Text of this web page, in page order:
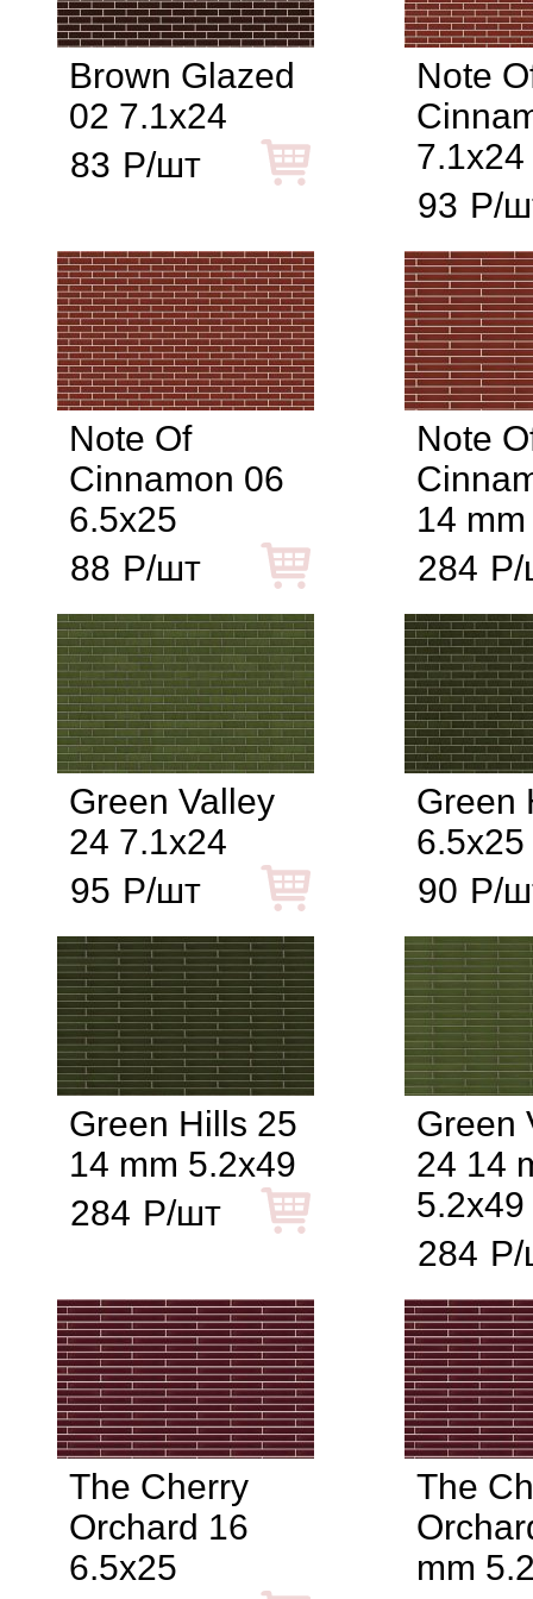
Brown Glazed
02 7.1x24
83 Р/шт
Note
7.1x24
93 Р/
Note Of
Cinnamon 06
6.5x25
88 Р/шт
Note
14
284 Р/
Green Valley
24 7.1x24
95 Р/шт
Green
6.5x25
90 Р/
Green Hills 25
14 mm 5.2x49
284 Р/шт
Green
24 14
5.2x49
284 Р/
The Cherry
Orchard 16
6.5x25
The
mm